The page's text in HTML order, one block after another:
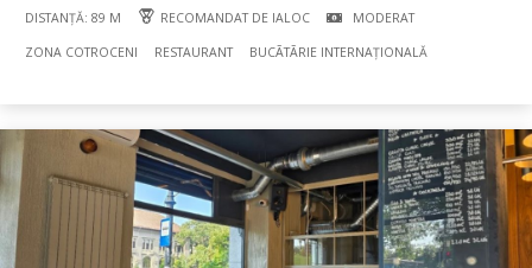
DISTANȚĂ: 89 M RECOMANDAT DE IALOC MODERAT
ZONA COTROCENI RESTAURANT BUCÃTÃRIE INTERNAȚIONALĂ